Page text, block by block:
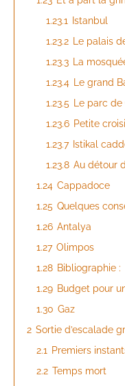
1.23.1 Istanbul
1.23.2 Le palais
1.23.3 La
1.23.4 Le grand
1.23.5 Le parc de
1.23.6 Petite
1.23.7 Istikal
1.23.8 Au détour
1.24 Cappadoce
1.25 Quelques
1.26 Antalya
1.27 Olimpos
1.28 Bibliographie :
1.29 Budget pour
1.30 Gaz
2 Sortie d’escalade
2.1 Premiers
2.2 Temps mort